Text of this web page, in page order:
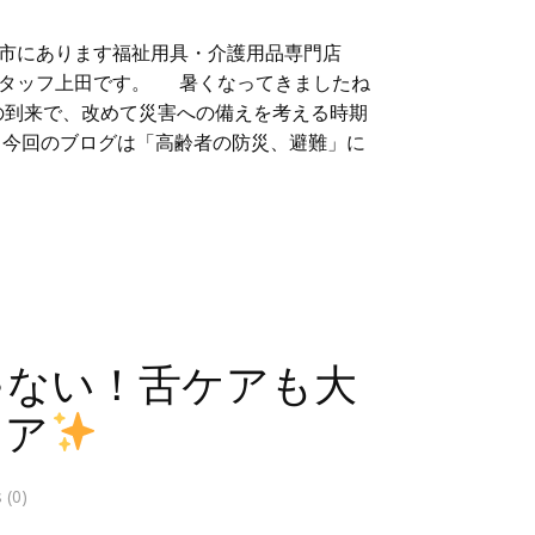
にあります福祉用具・介護用品専門店
ッフ上田です。 暑くなってきましたね
来で、改めて災害への備えを考える時期
回のブログは「高齢者の防災、避難」に
い！舌ケアも大
(0)